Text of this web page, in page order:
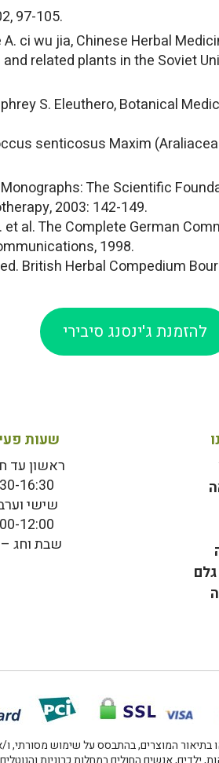
97-105.
ci wu jia, Chinese Herbal
related plants in the Soviet
S. Eleuthero, Botanical
senticosus Maxim
The Scientific
2003: 142-149.
al. The Complete German
1998.
British Herbal Compedium
להזמנת ג'ינסנג סיבירי
שעות
ראשון עד
16:30
שישי
12:00
שבת וחג –
המוצרים, בהתבסס על שימוש מסורתי, ו/